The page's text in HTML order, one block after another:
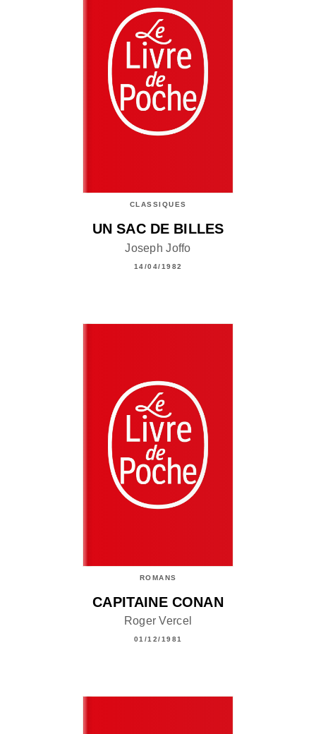
CLASSIQUES
UN SAC DE BILLES
Joseph Joffo
14/04/1982
ROMANS
CAPITAINE CONAN
Roger Vercel
01/12/1981